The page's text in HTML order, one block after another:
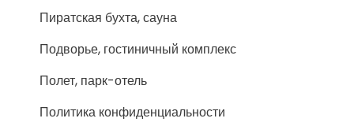
Пиратская бухта, сауна
Подворье, гостиничный комплекс
Полет, парк-отель
Политика конфиденциальности